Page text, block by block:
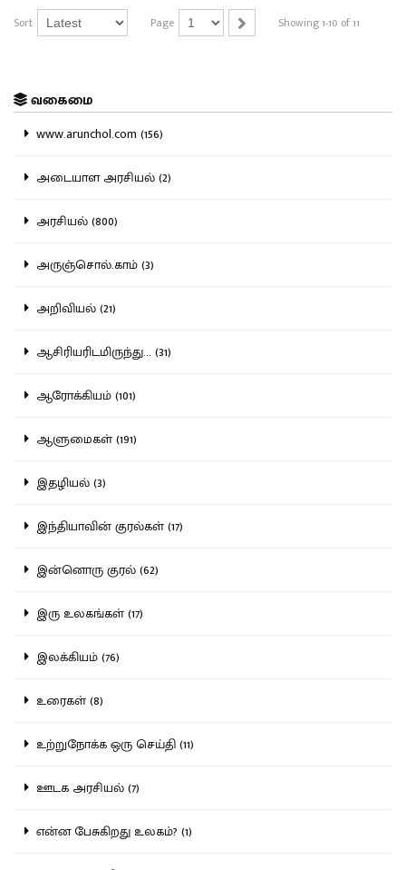
Sort Page Showing 1-10 of 11
வகைமை
www.arunchol.com (156)
அடையாள அரசியல் (2)
அரசியல் (800)
அருஞ்சொல்.காம் (3)
அறிவியல் (21)
ஆசிரியரிடமிருந்து... (31)
ஆரோக்கியம் (101)
ஆளுமைகள் (191)
இதழியல் (3)
இந்தியாவின் குரல்கள் (17)
இன்னொரு குரல் (62)
இரு உலகங்கள் (17)
இலக்கியம் (76)
உரைகள் (8)
உற்றுநோக்க ஒரு செய்தி (11)
ஊடக அரசியல் (7)
என்ன பேசுகிறது உலகம்? (1)